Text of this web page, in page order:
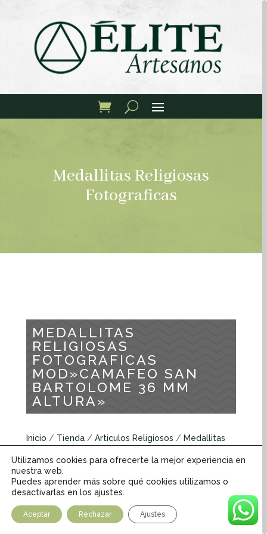
Medallitas Religiosas
Fotograficas
MEDALLITAS
RELIGIOSAS
FOTOGRAFICAS
MOD»CAMAFEO SAN
BARTOLOME 36 MM
ALTURA»
Inicio / Tienda / Articulos Religiosos / Medallitas
MEDALLITAS RELIGIOSAS FOTOGRAFICAS
MOD»CAMAFEO SAN BARTOLOME 36 MM ALTURA»
Medallitas Religiosas Fotograficas
Utilizamos cookies para ofrecerte la mejor experiencia en
nuestra web.
Puedes aprender más sobre qué cookies utilizamos o
desactivarlas en los ajustes.
Aceptar Rechazar Ajustes